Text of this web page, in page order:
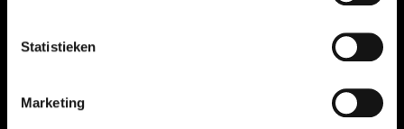
Statistieken
Marketing
NIEUWSBRIEF